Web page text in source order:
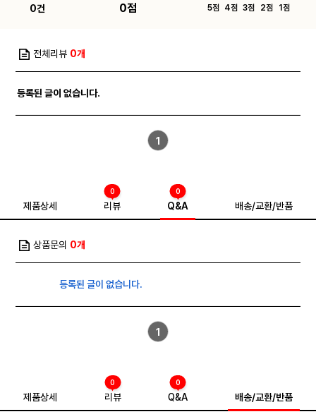
0건 0점 5점 4점 3점 2점 1점
전체리뷰 0개
등록된 글이 없습니다.
1
제품상세 리뷰
0
Q&A
0
배송/교환/반품
상품문의 0개
등록된 글이 없습니다.
1
제품상세 리뷰
0
Q&A
0
배송/교환/반품